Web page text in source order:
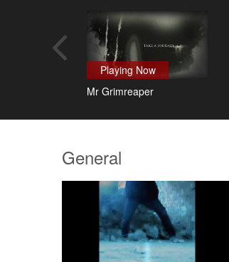
Playing Now
Mr Grimreaper
General